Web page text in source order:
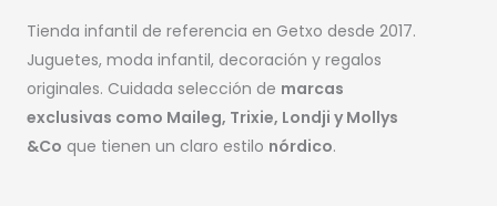
Tienda infantil de referencia en Getxo desde 2017.
Juguetes, moda infantil, decoración y regalos
originales. Cuidada selección de marcas
exclusivas como Maileg, Trixie, Londji y Mollys
&Co que tienen un claro estilo nórdico.